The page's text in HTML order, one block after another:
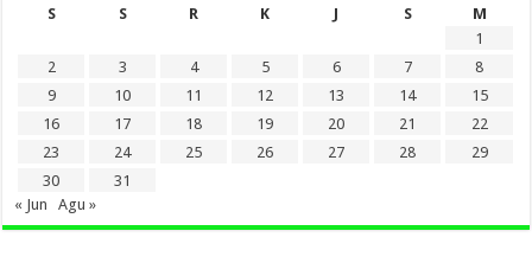
S
S R K J S
M
1
2
3 4 5 6 7
8
9
10 11 12 13 14
15
16
17 18 19 20 21
22
23
24 25 26 27 28
29
30
31
« Jun
Agu »